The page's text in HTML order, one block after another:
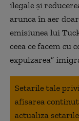
ilegale şi
arunca în aer
emisiunea lui
ceea ce facem cu
expulzarea”
Setarile tale
afisarea
actualiza